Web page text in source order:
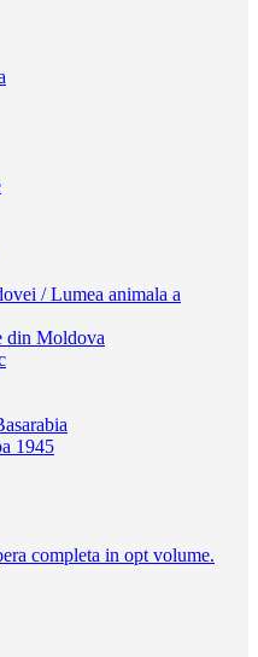
/ Lumea animala a
din Moldova
1945
completa in opt volume.